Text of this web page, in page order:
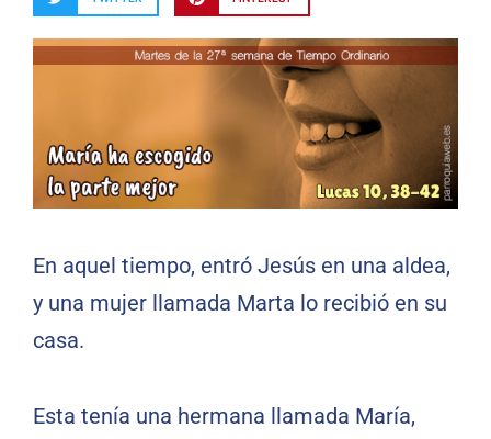
En aquel tiempo, entró Jesús en una aldea,
y una mujer llamada Marta lo recibió en su
casa.
Esta tenía una hermana llamada María,